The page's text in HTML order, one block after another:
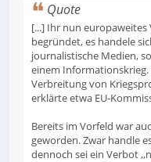
Quote
[...] Ihr nun
begründet, es handele
journalistische Medien,
einem
Verbreitung von
erklärte etwa EU-
Bereits im Vorfeld war
geworden. Zwar handle
dennoch sei ein Verbot